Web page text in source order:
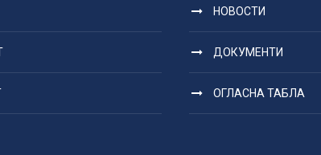
НОВОСТИ
ДОКУМЕНТИ
ОГЛАСНА ТАБЛА